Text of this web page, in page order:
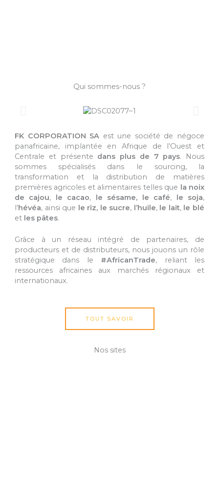
Qui sommes-nous ?
FK CORPORATION SA est une société de négoce
panafricaine, implantée en Afrique de l’Ouest et
Centrale et présente dans plus de 7 pays. Nous
sommes spécialisés dans le sourcing, la
transformation et la distribution de matières
premières agricoles et alimentaires telles que la noix
de cajou, le cacao, le sésame, le café, le soja,
l’hévéa, ainsi que le riz, le sucre, l’huile, le lait, le blé
et les pâtes.
Grâce à un réseau intégré de partenaires, de
producteurs et de distributeurs, nous jouons un rôle
stratégique dans le #AfricanTrade, reliant les
ressources africaines aux marchés régionaux et
internationaux.
TOUT SAVOIR
Nos sites